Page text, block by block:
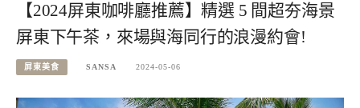
【2024屏東咖啡廳推薦】精選 5 間超夯海景
屏東下午茶，來場與海同行的浪漫約會!
屏東美食 SANSA 2024-05-06